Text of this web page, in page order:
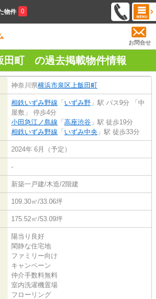
物件 0
お問合せ
田町 の過去掲載物件情報
神奈川県横浜市泉区上飯田町
相鉄いずみ野線 「 いずみ野 」駅 バス9分 「中
屋敷」 停歩4分
小田急江ノ島線 「 高座渋谷 」駅 徒歩19分
相鉄いずみ野線 「 いずみ中央 」駅 徒歩33分
2024年 6月（予定）
-
新築一戸建/木造/2階建
109.30㎡/33.06坪
175.52㎡/53.09坪
陽当り良好
閑静な住宅地
ファミリー向け
キャンペーン
仲介手数料無料
室内洗濯機置場
フローリング